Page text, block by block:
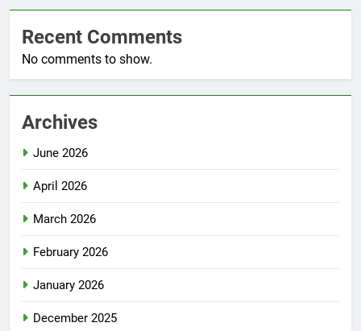
Recent Comments
No comments to show.
Archives
June 2026
April 2026
March 2026
February 2026
January 2026
December 2025